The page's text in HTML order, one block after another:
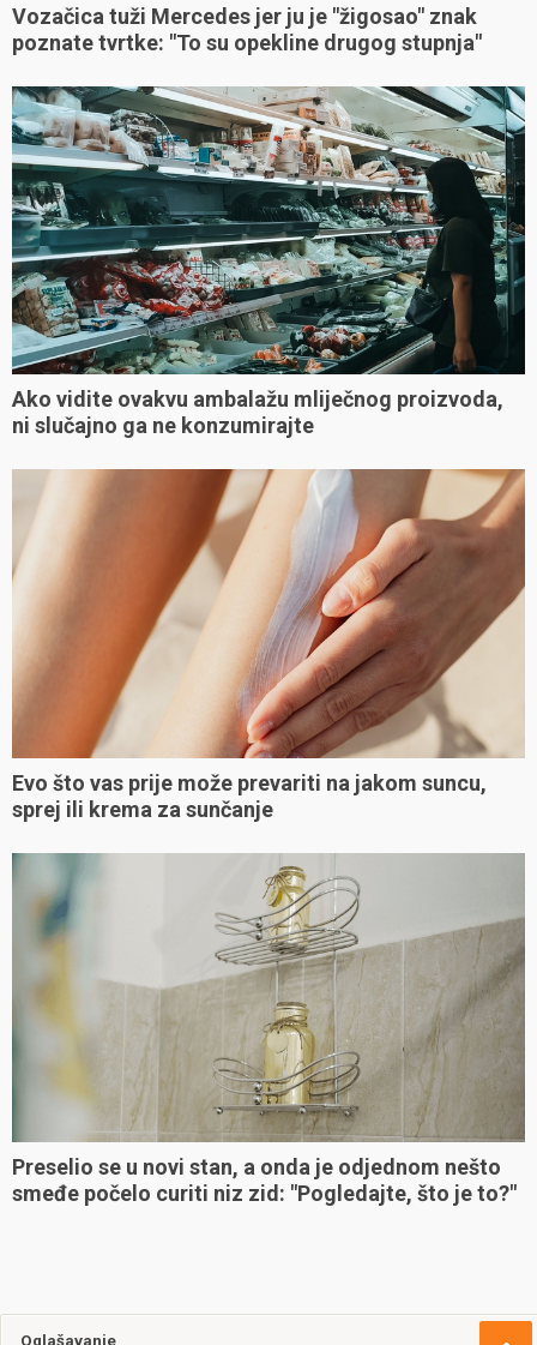
Vozačica tuži Mercedes jer ju je "žigosao" znak
poznate tvrtke: "To su opekline drugog stupnja"
Ako vidite ovakvu ambalažu mliječnog proizvoda,
ni slučajno ga ne konzumirajte
Evo što vas prije može prevariti na jakom suncu,
sprej ili krema za sunčanje
Preselio se u novi stan, a onda je odjednom nešto
smeđe počelo curiti niz zid: "Pogledajte, što je to?"
Oglašavanje